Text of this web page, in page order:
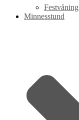
Festvåning
Minnesstund